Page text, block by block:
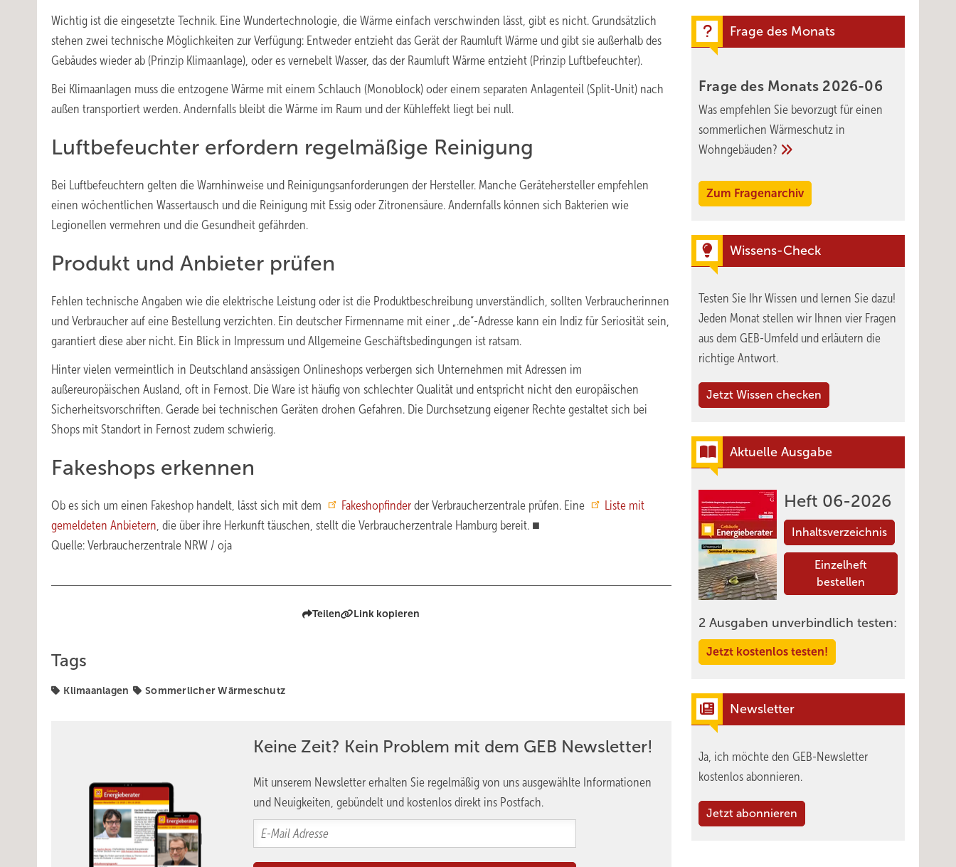
Wichtig ist die eingesetzte Technik. Eine Wundertechnologie, die Wärme einfach verschwinden lässt, gibt es nicht. Grundsätzlich
stehen zwei technische Möglichkeiten zur Verfügung: Entweder entzieht das Gerät der Raumluft Wärme und gibt sie außerhalb des
Gebäudes wieder ab (Prinzip Klimaanlage), oder es vernebelt Wasser, das der Raumluft Wärme entzieht (Prinzip Luftbefeuchter).
Bei Klimaanlagen muss die entzogene Wärme mit einem Schlauch (Monoblock) oder einem separaten Anlagenteil (Split-Unit) nach
außen transportiert werden. Andernfalls bleibt die Wärme im Raum und der Kühleffekt liegt bei null.
Luftbefeuchter erfordern regelmäßige Reinigung
Bei Luftbefeuchtern gelten die Warnhinweise und Reinigungsanforderungen der Hersteller. Manche Gerätehersteller empfehlen
einen wöchentlichen Wassertausch und die Reinigung mit Essig oder Zitronensäure. Andernfalls können sich Bakterien wie
Legionellen vermehren und die Gesundheit gefährden.
Produkt und Anbieter prüfen
Fehlen technische Angaben wie die elektrische Leistung oder ist die Produktbeschreibung unverständlich, sollten Verbraucherinnen
und Verbraucher auf eine Bestellung verzichten. Ein deutscher Firmenname mit einer „.de“-Adresse kann ein Indiz für Seriosität sein,
garantiert diese aber nicht. Ein Blick in Impressum und Allgemeine Geschäftsbedingungen ist ratsam.
Hinter vielen vermeintlich in Deutschland ansässigen Onlineshops verbergen sich Unternehmen mit Adressen im
außereuropäischen Ausland, oft in Fernost. Die Ware ist häufig von schlechter Qualität und entspricht nicht den europäischen
Sicherheitsvorschriften. Gerade bei technischen Geräten drohen Gefahren. Die Durchsetzung eigener Rechte gestaltet sich bei
Shops mit Standort in Fernost zudem schwierig.
Fakeshops erkennen
Ob es sich um einen Fakeshop handelt, lässt sich mit dem Fakeshopfinder der Verbraucherzentrale prüfen. Eine
Liste mit
gemeldeten Anbietern, die über ihre Herkunft täuschen, stellt die Verbraucherzentrale Hamburg bereit. ■
Quelle: Verbraucherzentrale NRW / oja
Teilen Link kopieren
Tags
Klimaanlagen Sommerlicher Wärmeschutz
Keine Zeit? Kein Problem mit dem GEB Newsletter!
Mit unserem Newsletter erhalten Sie regelmäßig von uns ausgewählte Informationen
und Neuigkeiten, gebündelt und kostenlos direkt ins Postfach.
Frage des Monats
Frage des Monats 2026-06
Was empfehlen Sie bevorzugt für einen
sommerlichen Wärmeschutz in
Wohngebäuden?
Zum Fragenarchiv
Wissens-Check
Testen Sie Ihr Wissen und lernen Sie dazu!
Jeden Monat stellen wir Ihnen vier Fragen
aus dem GEB-Umfeld und erläutern die
richtige Antwort.
Jetzt Wissen checken
Aktuelle Ausgabe
Heft 06-2026
Inhaltsverzeichnis
Einzelheft
bestellen
2 Ausgaben unverbindlich testen:
Jetzt kostenlos testen!
Newsletter
Ja, ich möchte den GEB-Newsletter
kostenlos abonnieren.
Jetzt abonnieren